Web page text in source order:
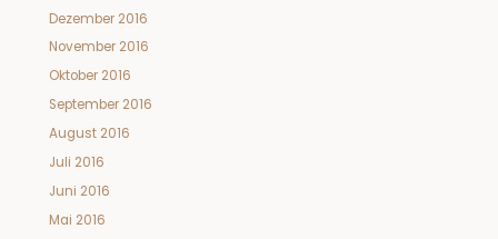
Dezember 2016
November 2016
Oktober 2016
September 2016
August 2016
Juli 2016
Juni 2016
Mai 2016